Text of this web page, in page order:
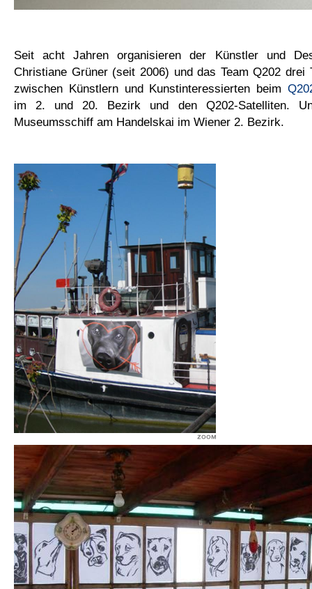
Seit acht Jahren organisieren der Künstler und
Christiane Grüner (seit 2006) und das Team Q202 drei
zwischen Künstlern und Kunstinteressierten beim
im 2. und 20. Bezirk und den Q202-Satelliten.
Museumsschiff am Handelskai im Wiener 2. Bezirk.